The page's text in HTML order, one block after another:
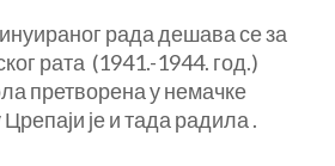
рада дешава се за
рата (1941.-1944. год.)
претворена у немачке
је и тада радила .